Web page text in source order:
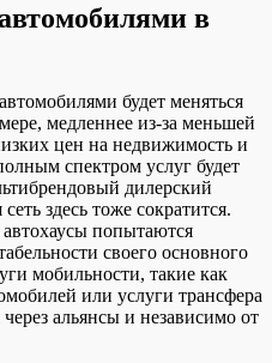
в
будет меняться
медленнее из-за меньшей
цен на недвижимость и
спектром услуг будет
дилерский
здесь тоже сократится.
попытаются
своего основного
мобильности, такие как
или услуги трансфера
альянсы и независимо от